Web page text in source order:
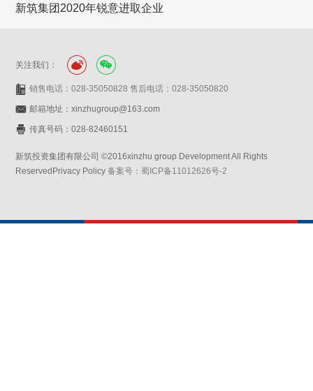
新筑集团2020年锐意进取企业
关注我们：
销售电话：028-35050828 售后电话：028-35050820
邮箱地址：xinzhugroup@163.com
传真号码：028-82460151
新筑投资集团有限公司 ©2016xinzhu group Development All Rights
ReservedPrivacy Policy备案号：蜀ICP备11012626号-2